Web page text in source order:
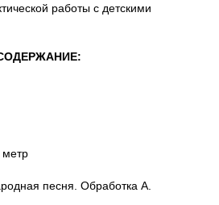
работы с детскими
метр
песня. Обработка А.